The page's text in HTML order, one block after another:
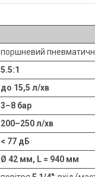
поршневий
5.5:1
до 15,5 л/хв
3–8 бар
200–250 л/хв
< 77 дБ
Ø 42 мм, L = 940 мм